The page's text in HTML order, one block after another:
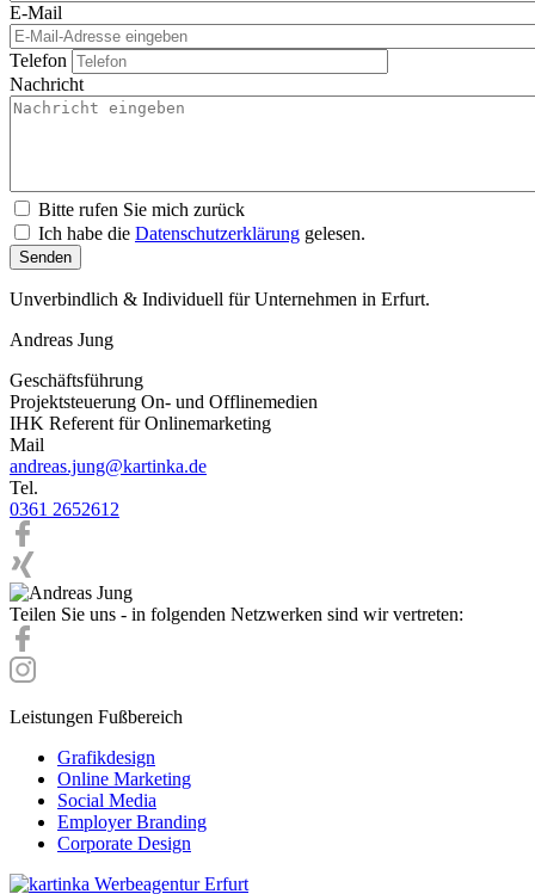
E-Mail
Telefon
Nachricht
Bitte rufen Sie mich zurück
Ich habe die Datenschutzerklärung gelesen.
Unverbindlich & Individuell für Unternehmen in Erfurt.
Andreas Jung
Geschäftsführung
Projektsteuerung On- und Offlinemedien
IHK Referent für Onlinemarketing
Mail
andreas.jung@kartinka.de
Tel.
0361 2652612
Teilen Sie uns - in folgenden Netzwerken sind wir vertreten:
Leistungen Fußbereich
Grafikdesign
Online Marketing
Social Media
Employer Branding
Corporate Design